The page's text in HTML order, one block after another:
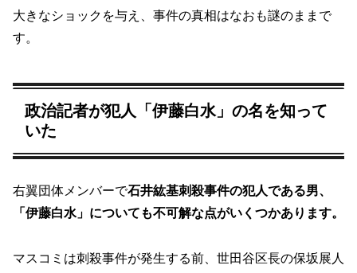
大きなショックを与え、事件の真相はなおも謎のままで
す。
政治記者が犯人「伊藤白水」の名を知って
いた
右翼団体メンバーで石井紘基刺殺事件の犯人である男、
「伊藤白水」についても不可解な点がいくつかあります。
マスコミは刺殺事件が発生する前、世田谷区長の保坂展人